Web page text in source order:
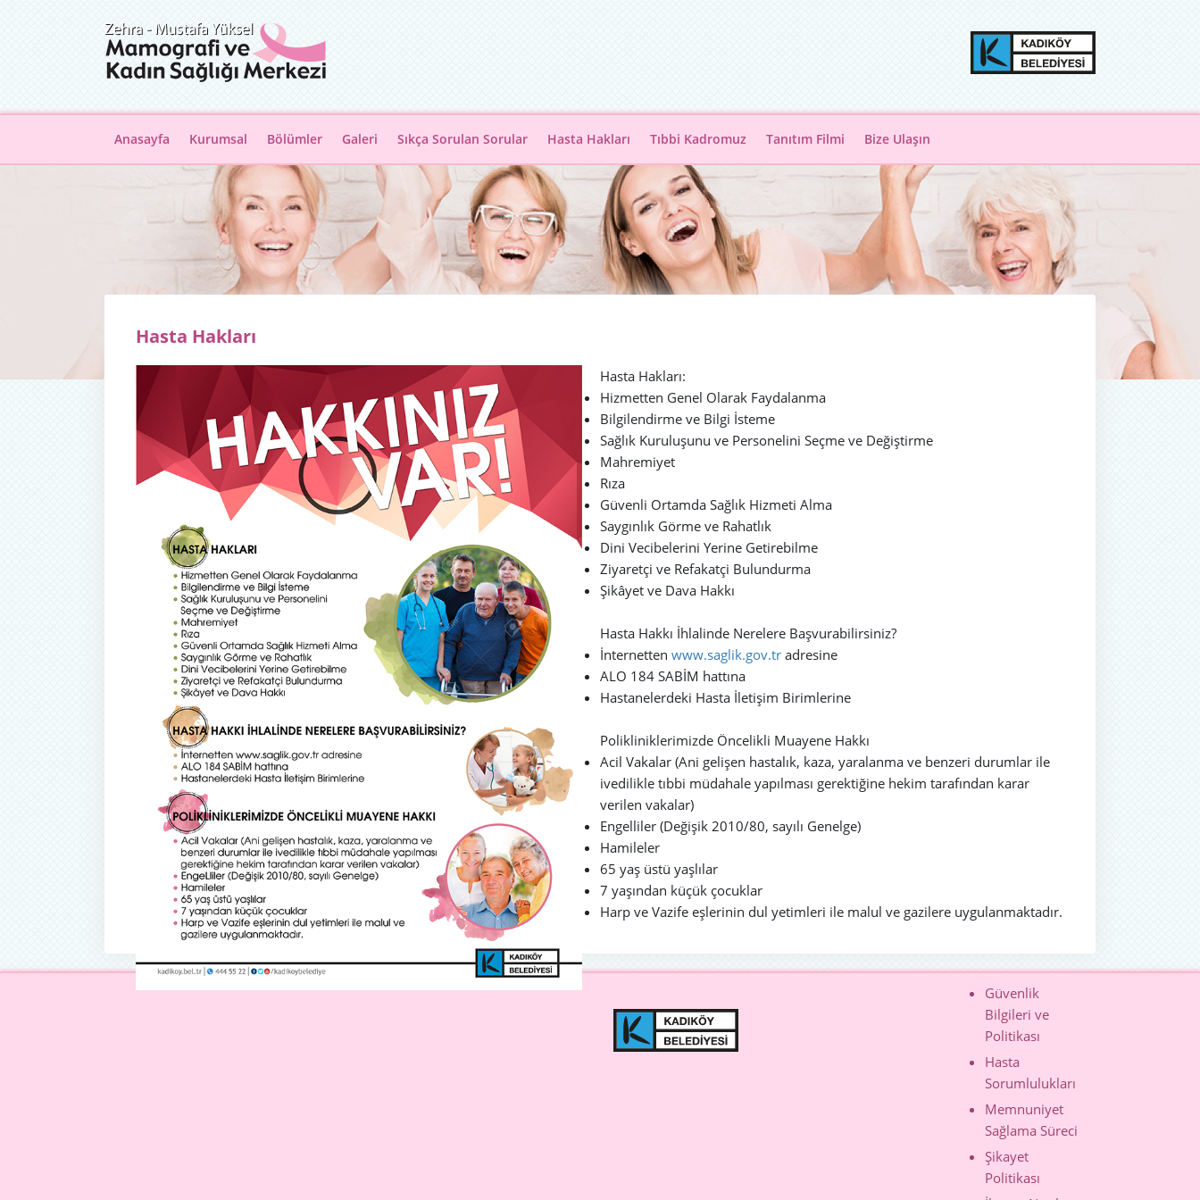
Anasayfa Kurumsal Bölümler Galeri Sıkça Sorulan Sorular Hasta Hakları Tıbbi Kadromuz Tanıtım Filmi Bize Ulaşın
Hasta Hakları
Hasta Hakları:
Hizmetten Genel Olarak Faydalanma
Bilgilendirme ve Bilgi İsteme
Sağlık Kuruluşunu ve Personelini Seçme ve Değiştirme
Mahremiyet
Rıza
Güvenli Ortamda Sağlık Hizmeti Alma
Saygınlık Görme ve Rahatlık
Dini Vecibelerini Yerine Getirebilme
Ziyaretçi ve Refakatçi Bulundurma
Şikâyet ve Dava Hakkı
Hasta Hakkı İhlalinde Nerelere Başvurabilirsiniz?
İnternetten www.saglik.gov.tr adresine
ALO 184 SABİM hattına
Hastanelerdeki Hasta İletişim Birimlerine
Polikliniklerimizde Öncelikli Muayene Hakkı
Acil Vakalar (Ani gelişen hastalık, kaza, yaralanma ve benzeri durumlar ile
ivedilikle tıbbi müdahale yapılması gerektiğine hekim tarafından karar
verilen vakalar)
Engelliler (Değişik 2010/80, sayılı Genelge)
Hamileler
65 yaş üstü yaşlılar
7 yaşından küçük çocuklar
Harp ve Vazife eşlerinin dul yetimleri ile malul ve gazilere uygulanmaktadır.
Güvenlik
Bilgileri ve
Politikası
Hasta
Sorumlulukları
Memnuniyet
Sağlama Süreci
Şikayet
Politikası